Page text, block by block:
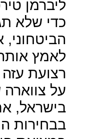
ליברמן
כדי שלא
הביטחוני,
לאמץ
רצועת
על
בישראל,
בבחירות